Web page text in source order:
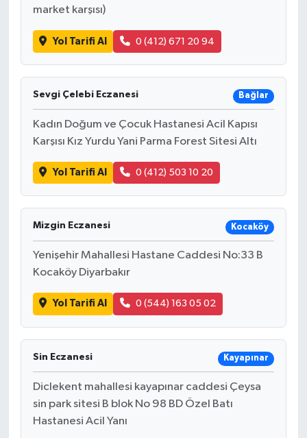
market karşısı)
Yol Tarifi Al 0 (412) 671 20 94
Sevgi Çelebi Eczanesi Bağlar
Kadın Doğum ve Çocuk Hastanesi Acil Kapısı
Karşısı Kız Yurdu Yani Parma Forest Sitesi Altı
Yol Tarifi Al 0 (412) 503 10 20
Mizgin Eczanesi Kocaköy
Yenişehir Mahallesi Hastane Caddesi No:33 B
Kocaköy Diyarbakır
Yol Tarifi Al 0 (544) 163 05 02
Sin Eczanesi Kayapınar
Diclekent mahallesi kayapınar caddesi Çeysa
sin park sitesi B blok No 98 BD Özel Batı
Hastanesi Acil Yanı